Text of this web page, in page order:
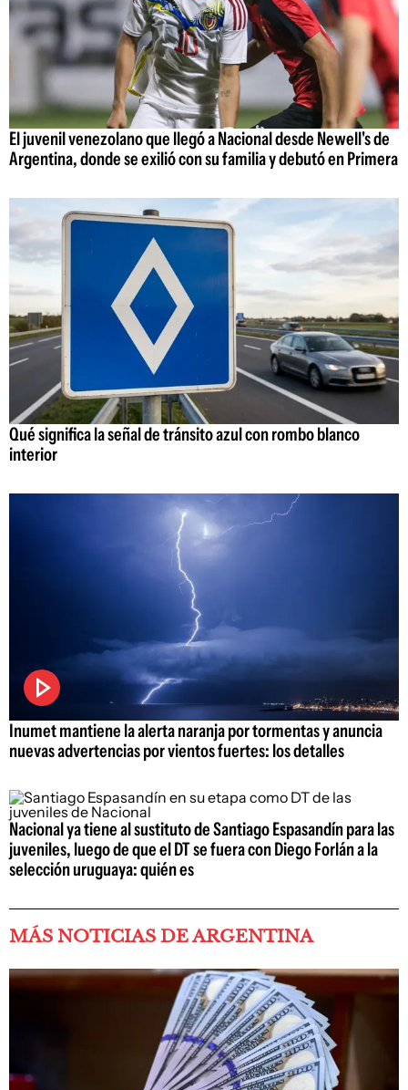
El juvenil venezolano que llegó a Nacional desde Newell's de
Argentina, donde se exilió con su familia y debutó en Primera
Qué significa la señal de tránsito azul con rombo blanco
interior
Inumet mantiene la alerta naranja por tormentas y anuncia
nuevas advertencias por vientos fuertes: los detalles
Nacional ya tiene al sustituto de Santiago Espasandín para las
juveniles, luego de que el DT se fuera con Diego Forlán a la
selección uruguaya: quién es
MÁS NOTICIAS DE ARGENTINA